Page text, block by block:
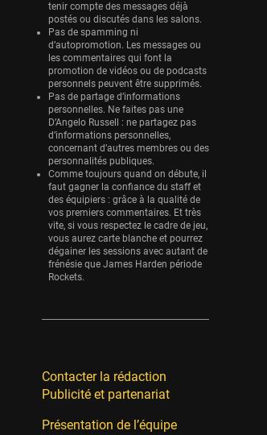
REVERSE
11 sessions
Bleues
0 sessions
tenir compte des messages déjà
postés ou discutés dans les salons.
Pas de spamming ni
d’autopromotion. Les messages ou
les commentaires qui font la
promotion de vidéos ou de podcasts
personnels peuvent être supprimés.
Pas de partage d’informations
personnelles. Ne faites pas une
D’Angelo Russell : ne partagez pas
d’informations personnelles,
concernant d’autres membres ou des
personnalités publiques.
Comme toujours quand on débute, il
faut gagner la confiance du staff et
des équipiers : grâce à la qualité de
vos premiers commentaires. Et très
vite, si vous respectez le cadre de jeu,
vous aurez carte blanche et pourrez
dégainer les sessions avec autant de
frénésie que James Harden période
Rockets.
Contacter la rédaction
Publicité et partenariat
Présentation de l’équipe